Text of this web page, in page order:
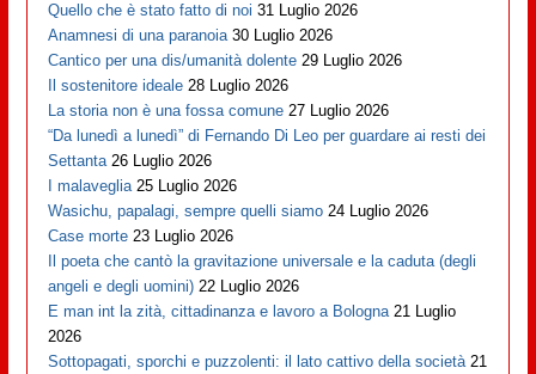
Quello che è stato fatto di noi 31 Luglio 2026
Anamnesi di una paranoia 30 Luglio 2026
Cantico per una dis/umanità dolente 29 Luglio 2026
Il sostenitore ideale 28 Luglio 2026
La storia non è una fossa comune 27 Luglio 2026
“Da lunedì a lunedì” di Fernando Di Leo per guardare ai resti dei
Settanta 26 Luglio 2026
I malaveglia 25 Luglio 2026
Wasichu, papalagi, sempre quelli siamo 24 Luglio 2026
Case morte 23 Luglio 2026
Il poeta che cantò la gravitazione universale e la caduta (degli
angeli e degli uomini) 22 Luglio 2026
E man int la zità, cittadinanza e lavoro a Bologna 21 Luglio
2026
Sottopagati, sporchi e puzzolenti: il lato cattivo della società 21